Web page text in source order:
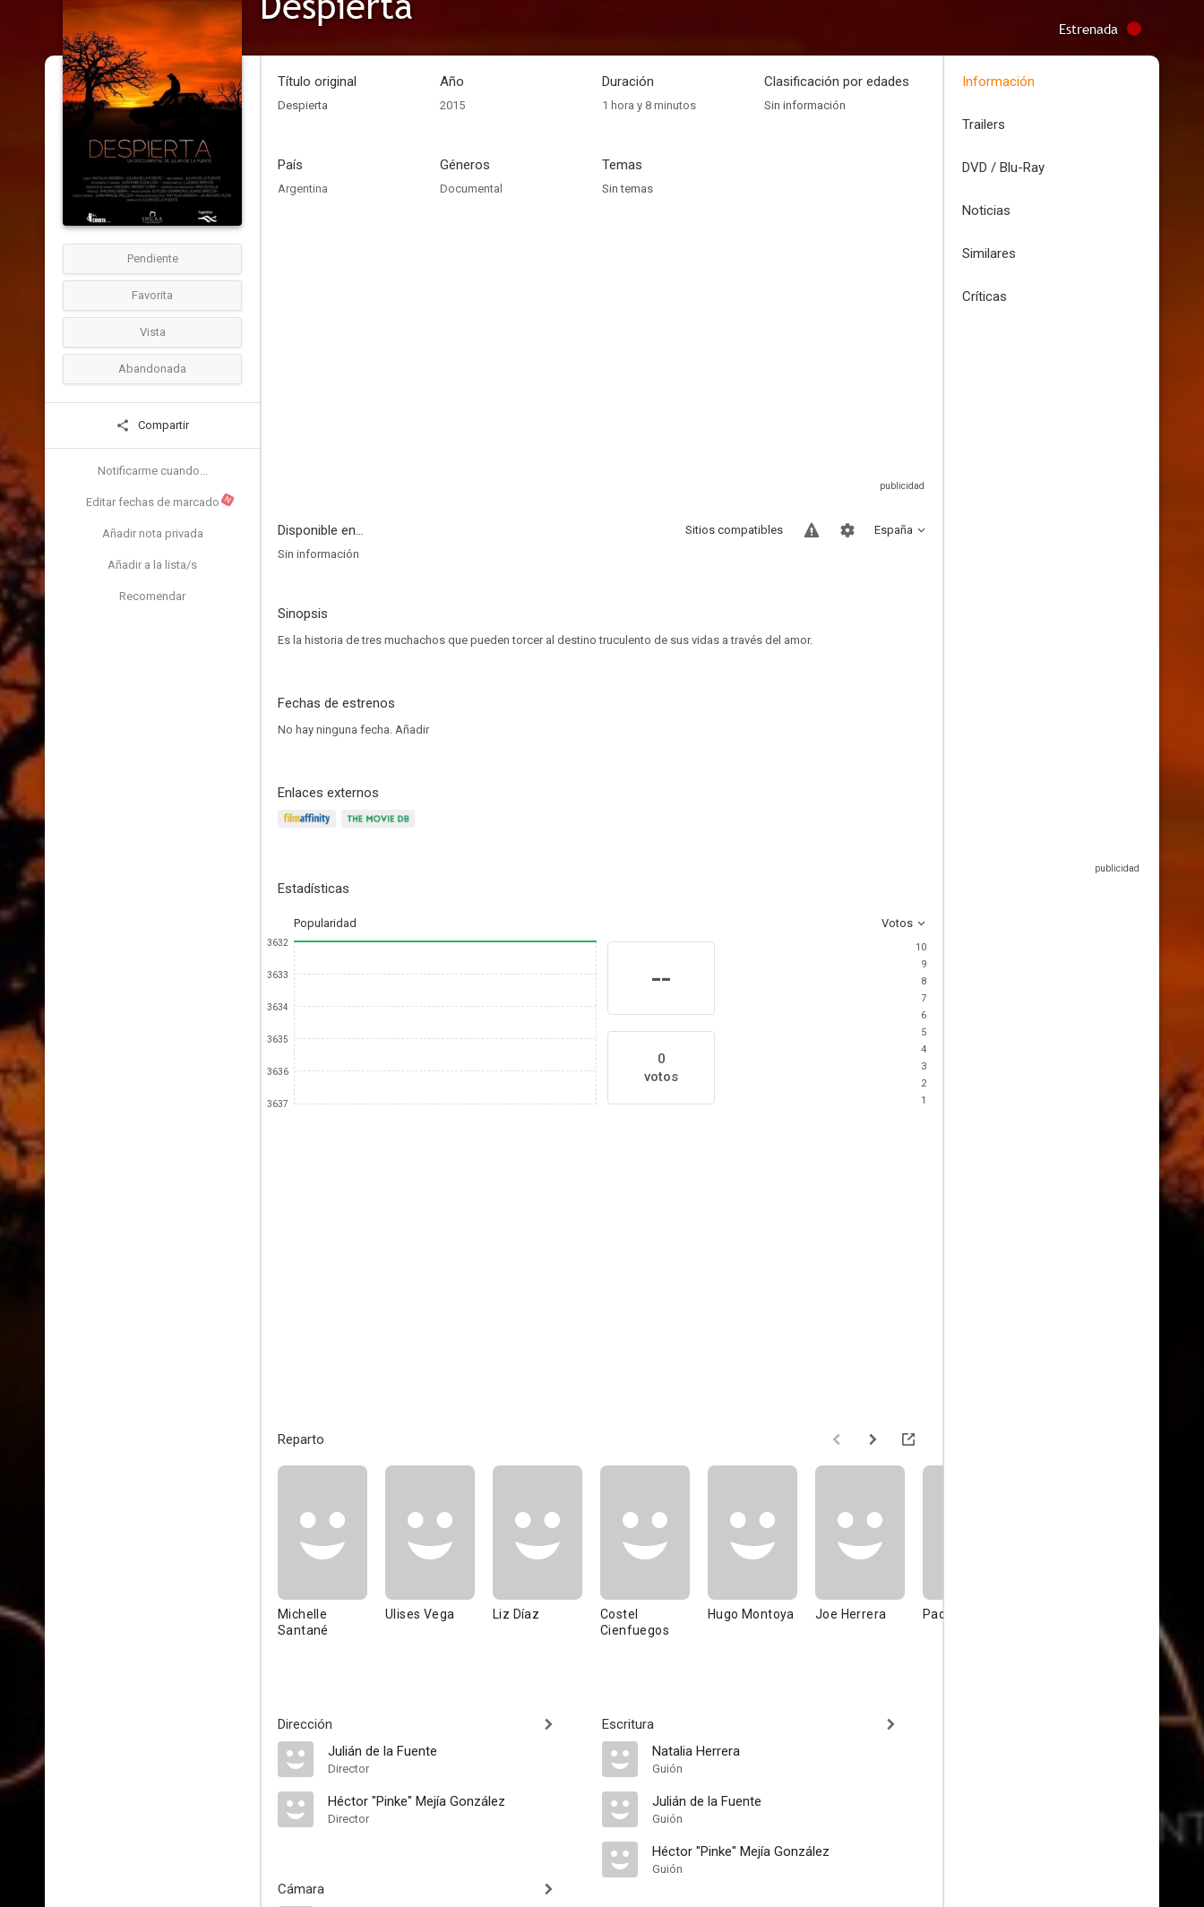
Estrenada
Pendiente
Favorita
Vista
Abandonada
Compartir
Notificarme cuando...
Editar fechas de marcado N
Añadir nota privada
Añadir a la lista/s
Recomendar
Título original
Despierta
Año
2015
Duración
1 hora y 8 minutos
Clasificación por edades
Sin información
País
Argentina
Géneros
Documental
Temas
Sin temas
Disponible en... España
Sitios compatibles
Sin información
Sinopsis
Es la historia de tres muchachos que pueden torcer al destino truculento de sus vidas a través del amor.
Fechas de estrenos
No hay ninguna fecha. Añadir
Enlaces externos
Estadísticas
Popularidad Votos
3632
3633
3634
3635
3636
3637
--
0
votos
10
9
8
7
6
5
4
3
2
1
Reparto
Michelle
Santané
Ulises Vega Liz Díaz
Costel
Cienfuegos
Hugo Montoya Joe Herrera Paola Castillo
Dirección
Julián de la Fuente
Director
Héctor "Pinke" Mejía González
Director
Cámara
Escritura
Natalia Herrera
Guión
Julián de la Fuente
Guión
Héctor "Pinke" Mejía González
Guión
Información
Trailers
DVD / Blu-Ray
Noticias
Similares
Críticas